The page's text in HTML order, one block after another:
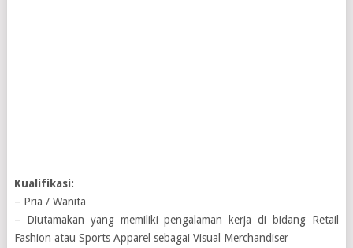
Kualifikasi:
– Pria / Wanita
– Diutamakan yang memiliki pengalaman kerja di bidang Retail
Fashion atau Sports Apparel sebagai Visual Merchandiser